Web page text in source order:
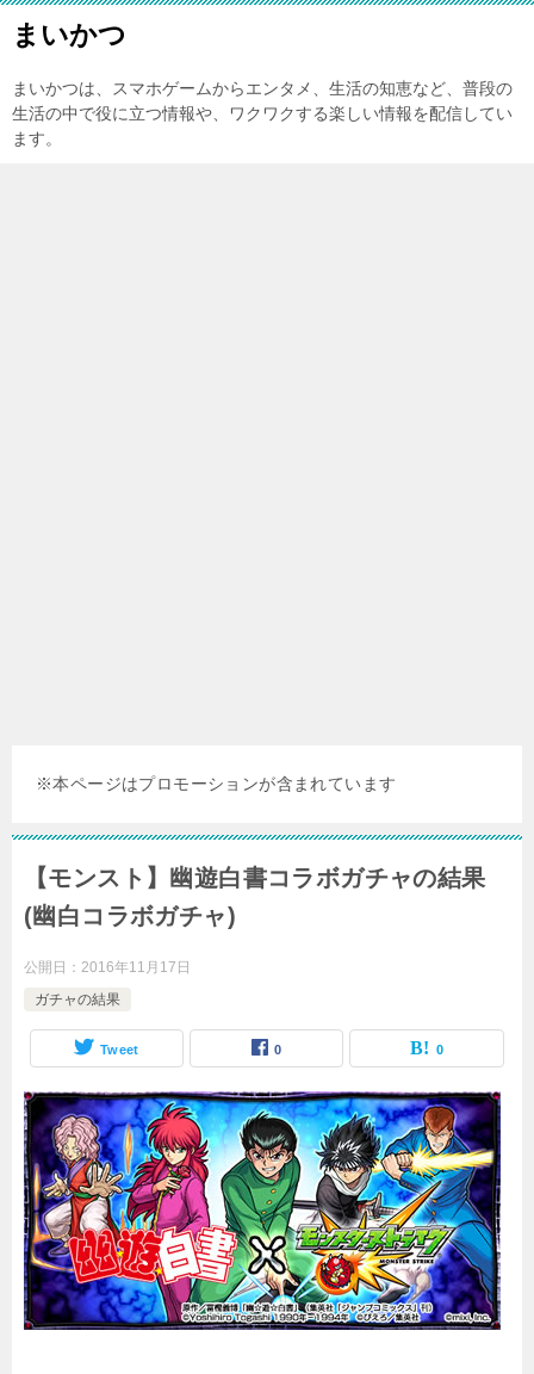
まいかつ
まいかつは、スマホゲームからエンタメ、生活の知恵など、普段の
生活の中で役に立つ情報や、ワクワクする楽しい情報を配信してい
ます。
※本ページはプロモーションが含まれています
【モンスト】幽遊白書コラボガチャの結果
(幽白コラボガチャ)
公開日： 2016年11月17日
ガチャの結果
Tweet 0 0